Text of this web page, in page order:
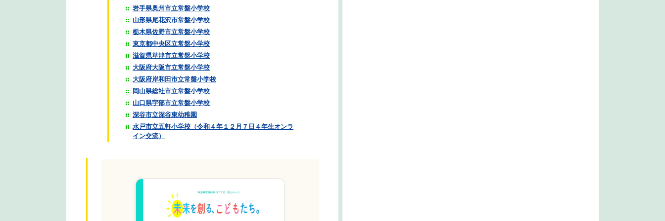
岩手県奥州市立常盤小学校
山形県尾花沢市常盤小学校
栃木県佐野市立常盤小学校
東京都中央区立常盤小学校
滋賀県草津市立常盤小学校
大阪府大阪市立常盤小学校
大阪府岸和田市立常盤小学校
岡山県総社市立常盤小学校
山口県宇部市立常盤小学校
深谷市立深谷東幼稚園
水戸市立五軒小学校（令和４年１２月７日４年生オンラ
イン交流）